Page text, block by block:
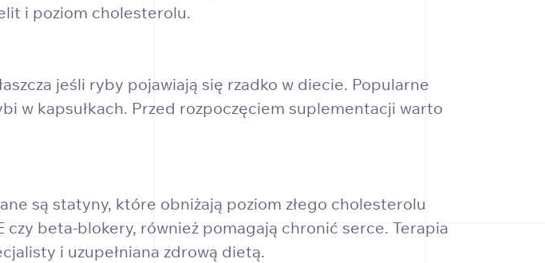
i poziom cholesterolu.
jeśli ryby pojawiają się rzadko w diecie. Popularne
w kapsułkach. Przed rozpoczęciem suplementacji warto
są statyny, które obniżają poziom złego cholesterolu
beta-blokery, również pomagają chronić serce. Terapia
i uzupełniana zdrową dietą.